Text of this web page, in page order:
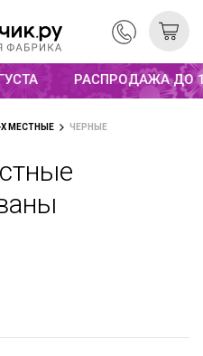
РАСПРОДАЖА ДО
Х МЕСТНЫЕ ЧЕРНЫЕ
коллекция